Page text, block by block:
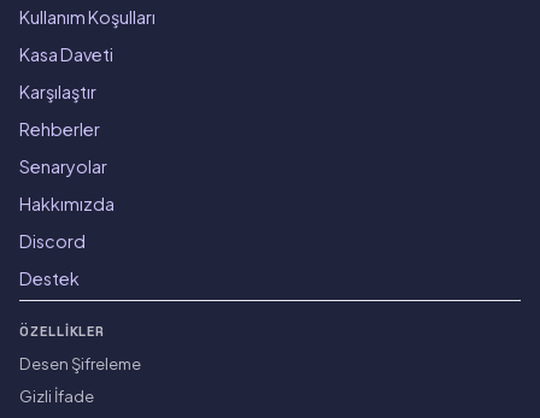
Kullanım Koşulları
Kasa Daveti
Karşılaştır
Rehberler
Senaryolar
Hakkımızda
Discord
Destek
ÖZELLIKLER
Desen Şifreleme
Gizli İfade